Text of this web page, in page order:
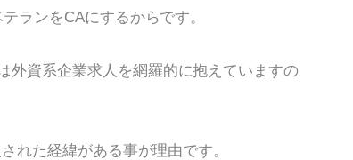
ランをCAにするからです。
外資系企業求人を網羅的に抱えていますの
れた経緯がある事が理由です。